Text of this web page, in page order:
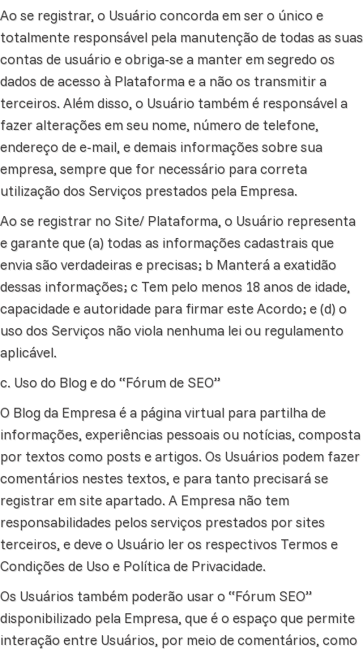
Ao se registrar, o Usuário concorda em ser o único e
totalmente responsável pela manutenção de todas as suas
contas de usuário e obriga-se a manter em segredo os
dados de acesso à Plataforma e a não os transmitir a
terceiros. Além disso, o Usuário também é responsável a
fazer alterações em seu nome, número de telefone,
endereço de e-mail, e demais informações sobre sua
empresa, sempre que for necessário para correta
utilização dos Serviços prestados pela Empresa.
Ao se registrar no Site/ Plataforma, o Usuário representa
e garante que (a) todas as informações cadastrais que
envia são verdadeiras e precisas; b Manterá a exatidão
dessas informações; c Tem pelo menos 18 anos de idade,
capacidade e autoridade para firmar este Acordo; e (d) o
uso dos Serviços não viola nenhuma lei ou regulamento
aplicável.
c. Uso do Blog e do “Fórum de SEO”
O Blog da Empresa é a página virtual para partilha de
informações, experiências pessoais ou notícias, composta
por textos como posts e artigos. Os Usuários podem fazer
comentários nestes textos, e para tanto precisará se
registrar em site apartado. A Empresa não tem
responsabilidades pelos serviços prestados por sites
terceiros, e deve o Usuário ler os respectivos Termos e
Condições de Uso e Política de Privacidade.
Os Usuários também poderão usar o “Fórum SEO”
disponibilizado pela Empresa, que é o espaço que permite
interação entre Usuários, por meio de comentários, como